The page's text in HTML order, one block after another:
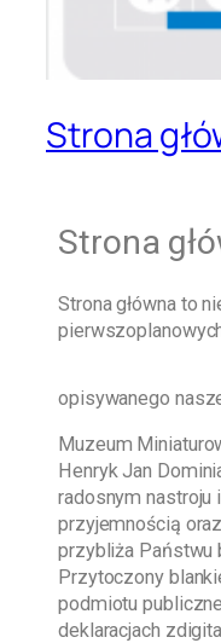
Strona
Strona
Strona głównato
opisywanego
Muzeum
Henryk Jan
radosnym nastroju
przyjemnością
przybliża Państwu
Przytoczony
podmiotu
deklaracjach